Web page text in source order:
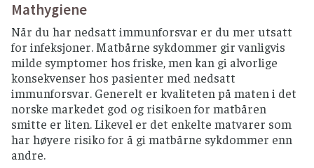
Mathygiene
Når du har nedsatt immunforsvar er du mer utsatt
for infeksjoner. Matbårne sykdommer gir vanligvis
milde symptomer hos friske, men kan gi alvorlige
konsekvenser hos pasienter med nedsatt
immunforsvar. Generelt er kvaliteten på maten i det
norske markedet god og risikoen for matbåren
smitte er liten. Likevel er det enkelte matvarer som
har høyere risiko for å gi matbårne sykdommer enn
andre.